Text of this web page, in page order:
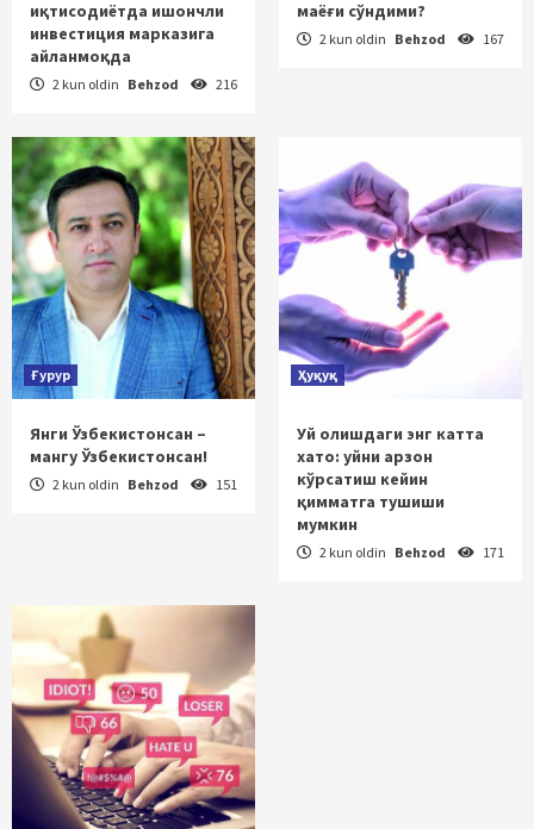
иқтисодиётда ишончли
инвестиция марказига
айланмоқда
2 kun oldin Behzod 216
маёғи сўндими?
2 kun oldin Behzod 167
Ғурур
Янги Ўзбекистонсан –
мангу Ўзбекистонсан!
2 kun oldin Behzod 151
Ҳуқуқ
Уй олишдаги энг катта
хато: уйни арзон
кўрсатиш кейин
қимматга тушиши
мумкин
2 kun oldin Behzod 171